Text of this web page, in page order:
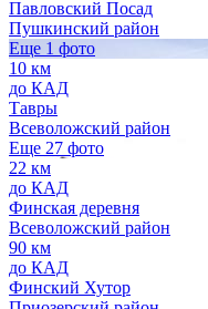
Павловский Посад
Пушкинский район
Еще 1 фото
10 км
до КАД
Тавры
Всеволожский район
Еще 27 фото
22 км
до КАД
Финская деревня
Всеволожский район
90 км
до КАД
Финский Хутор